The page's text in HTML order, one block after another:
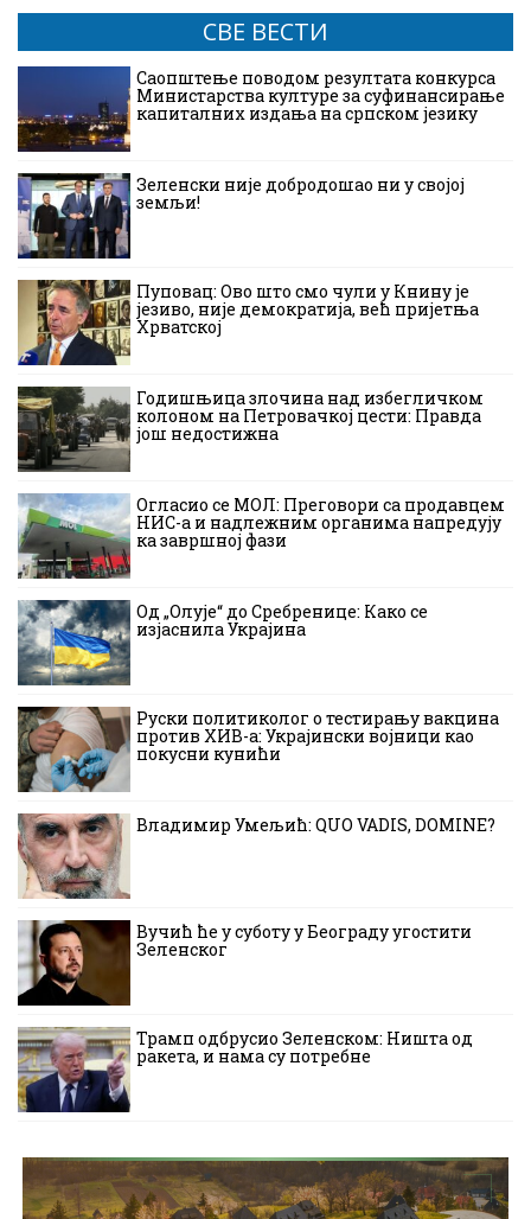
СВЕ ВЕСТИ
Саопштење поводом резултата конкурса
Министарства културе за суфинансирање
капиталних издања на српском језику
Зеленски није добродошао ни у својој
земљи!
Пуповац: Ово што смо чули у Книну је
језиво, није демократија, већ пријетња
Хрватској
Годишњица злочина над избегличком
колоном на Петровачкој цести: Правда
још недостижна
Огласио се МОЛ: Преговори са продавцем
НИС-а и надлежним органима напредују
ка завршној фази
Од „Олује“ до Сребренице: Како се
изјаснила Украјина
Руски политиколог о тестирању вакцина
против ХИВ-а: Украјински војници као
покусни кунићи
Владимир Умељић: QUO VADIS, DOMINE?
Вучић ће у суботу у Београду угостити
Зеленског
Трамп одбрусио Зеленском: Ништа од
ракета, и нама су потребне